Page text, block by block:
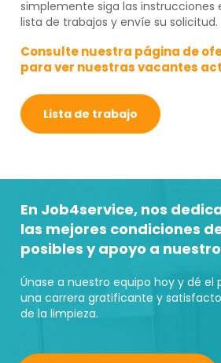
simplemente siga las instrucciones
lista de trabajos y envíe su solicitud.
Consulte nuestra página de
para ver nuestras vacantes
Lista de trabajo
En Job4service, nos
las mejores condiciones
posibles y apoyo a
Únase a nuestro equipo hoy y dé el
una carrera gratificante y
de la limpieza.